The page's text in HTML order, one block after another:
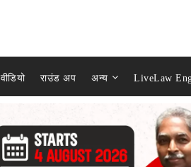
वीडियो राउंड अप अन्य LiveLaw